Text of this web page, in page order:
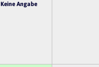
Keine Angabe